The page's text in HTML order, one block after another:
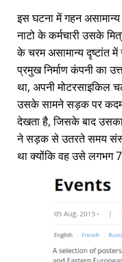
इस घटना में गहन
नाटो के कर्मचारी उसके
के चरम असामान्य दृष्टांत
प्रमुख निर्माण कंपनी का
था, अपनी मोटरसाइकिल
उसके सामने सड़क पर
देखता है, जिसके बाद
ने सड़क से उतरते समय
था क्योंकि वह उसे लगभग